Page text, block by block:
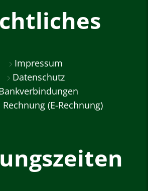
Impressum
Datenschutz
Rechnung (E-Rechnung)